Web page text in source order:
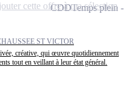
ST VICTOR
créative, qui œuvre quotidiennement
tout en veillant à leur état général.
CDDTemps plein
cette offre à ma sélection